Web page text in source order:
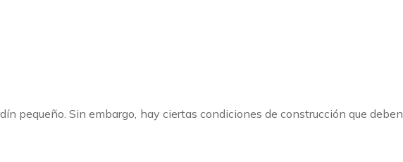
pequeño. Sin embargo, hay ciertas condiciones de construcción que deben